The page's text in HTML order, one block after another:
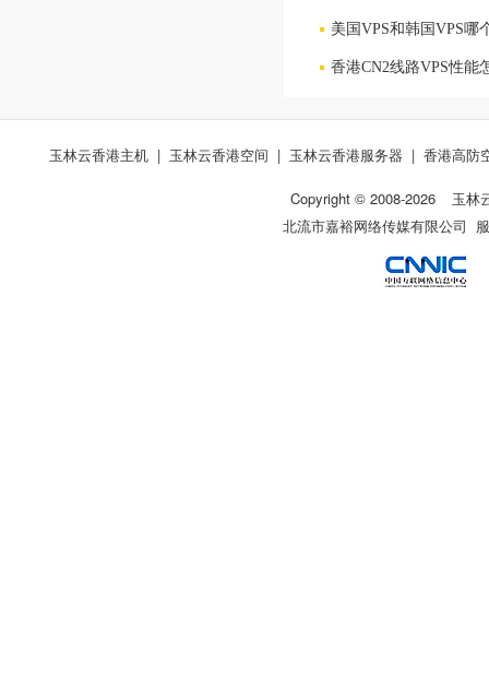
美国VPS和韩国VPS哪
香港CN2线路VPS性能
玉林云香港主机 | 玉林云香港空间 | 玉林云香港服务器 | 香港高防
Copyright © 2008-2026
玉林
北流市嘉裕网络传媒有限公司